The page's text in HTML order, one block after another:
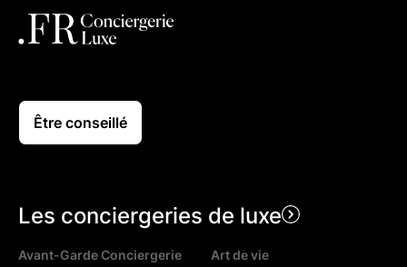
Être conseillé
Les conciergeries de luxe
Avant-Garde Conciergerie Art de vie